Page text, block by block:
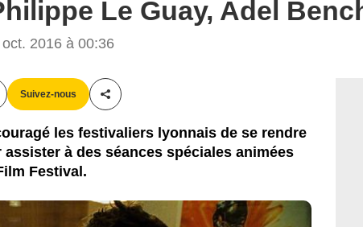
Le Guay, Adel
2016 à 00:36
Suivez-nous
Partager cet article
les festivaliers lyonnais de se rendre
à des séances spéciales animées
Festival.